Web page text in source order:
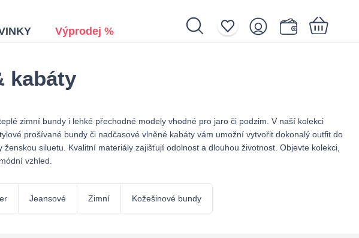
Výprodej %
kabáty
zimní bundy i lehké přechodné modely vhodné pro jaro či podzim. V naší kolekci
prošívané bundy či nadčasové vlněné kabáty vám umožní vytvořit dokonalý outfit do
siluetu. Kvalitní materiály zajišťují odolnost a dlouhou životnost. Objevte kolekci,
vzhled.
Jeansové Zimní Kožešinové bundy